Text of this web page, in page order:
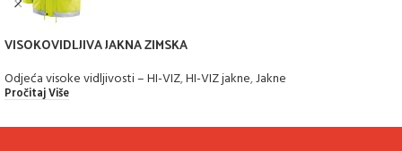
VISOKOVIDLJIVA JAKNA ZIMSKA
Odjeća visoke vidljivosti – HI-VIZ,HI-VIZ jakne,Jakne
Pročitaj Više